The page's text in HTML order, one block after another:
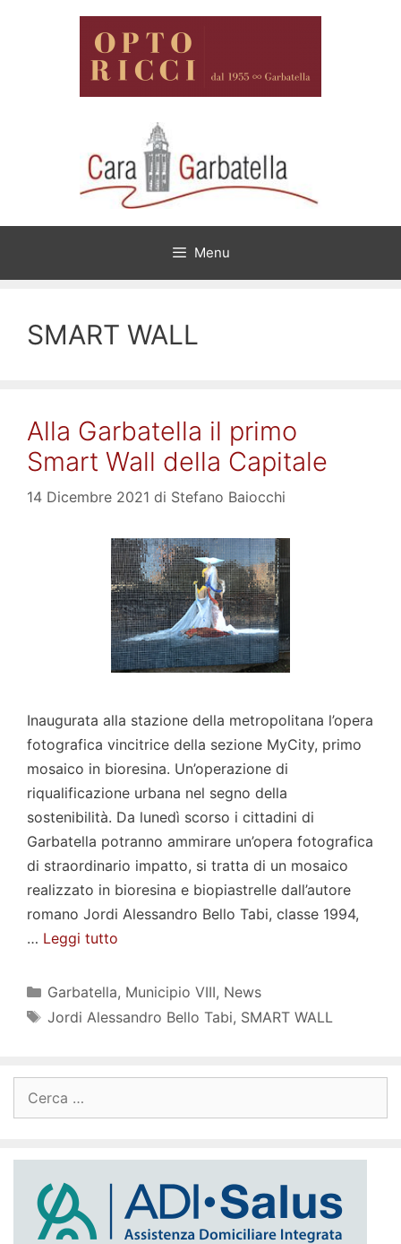
Menu
SMART WALL
Alla Garbatella il primo
Smart Wall della Capitale
14 Dicembre 2021 di Stefano Baiocchi
Inaugurata alla stazione della metropolitana l’opera
fotografica vincitrice della sezione MyCity, primo
mosaico in bioresina. Un’operazione di
riqualificazione urbana nel segno della
sostenibilità. Da lunedì scorso i cittadini di
Garbatella potranno ammirare un’opera fotografica
di straordinario impatto, si tratta di un mosaico
realizzato in bioresina e biopiastrelle dall’autore
romano Jordi Alessandro Bello Tabi, classe 1994,
… Leggi tutto
Categorie
Garbatella, Municipio VIII, News
Tag
Jordi Alessandro Bello Tabi, SMART WALL
per: